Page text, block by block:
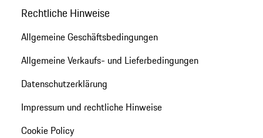
Rechtliche Hinweise
Allgemeine Geschäftsbedingungen
Allgemeine Verkaufs- und Lieferbedingungen
Datenschutzerklärung
Impressum und rechtliche Hinweise
Cookie Policy